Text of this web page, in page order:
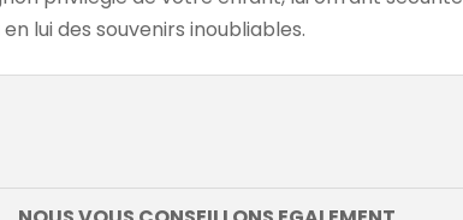
lui des souvenirs inoubliables.